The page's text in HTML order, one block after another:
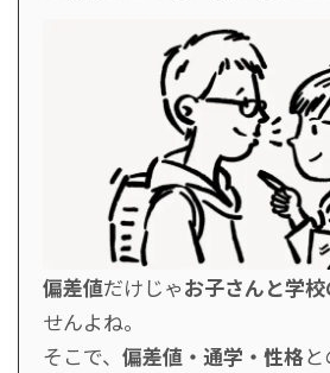
偏差値だけじゃお子さんと学
せんよね。
そこで、 偏差値・通学・性格